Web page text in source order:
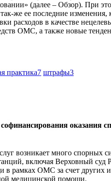
(далее – Обзор). При
же ее последние изменения,
расходов в качестве
ОМС, а также новые
практика7 штрафы3
оказания
возникает много спорных
включая Верховный суд
рамках ОМС за счет других
медицинской помощи.